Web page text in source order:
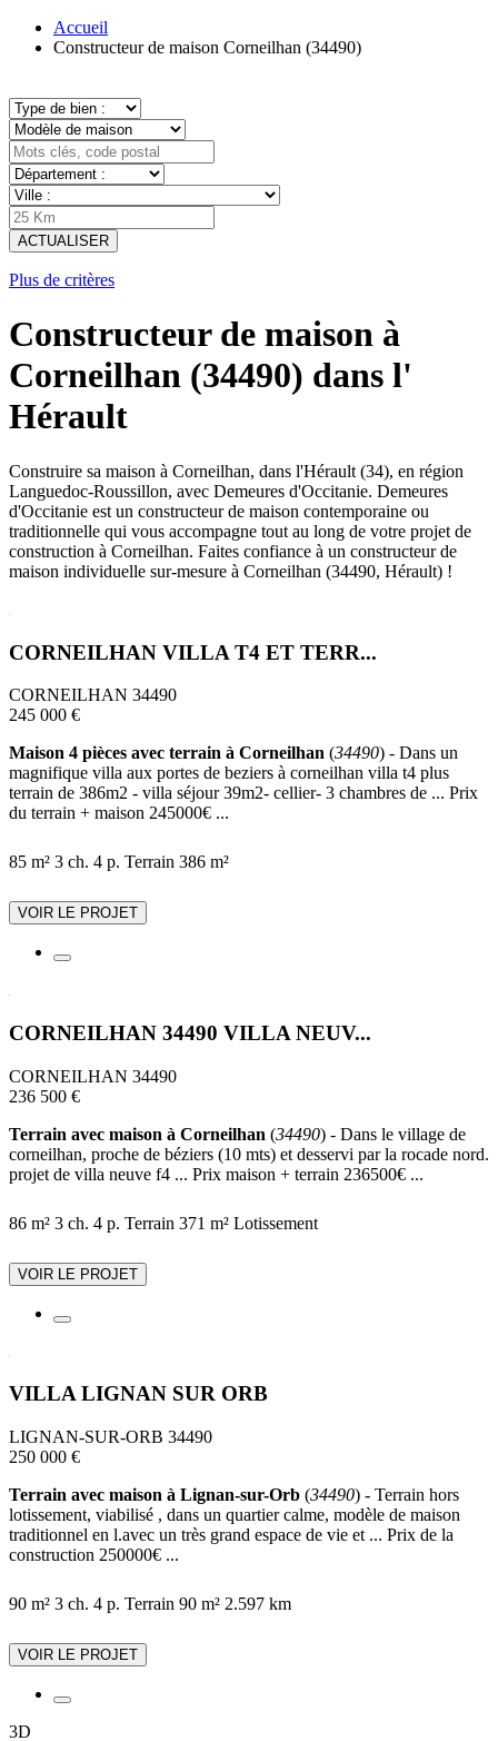
Accueil
Constructeur de maison Corneilhan (34490)
ACTUALISER
Plus de critères
Constructeur de maison à
Corneilhan (34490) dans l'
Hérault
Construire sa maison à Corneilhan, dans l'Hérault (34), en région
Languedoc-Roussillon, avec Demeures d'Occitanie. Demeures
d'Occitanie est un constructeur de maison contemporaine ou
traditionnelle qui vous accompagne tout au long de votre projet de
construction à Corneilhan. Faites confiance à un constructeur de
maison individuelle sur-mesure à Corneilhan (34490, Hérault) !
CORNEILHAN VILLA T4 ET TERR...
CORNEILHAN 34490
245 000 €
Maison 4 pièces avec terrain à Corneilhan (34490) - Dans un
magnifique villa aux portes de beziers à corneilhan villa t4 plus
terrain de 386m2 - villa séjour 39m2- cellier- 3 chambres de ... Prix
du terrain + maison 245000€ ...
85 m² 3 ch. 4 p. Terrain 386 m²
VOIR LE PROJET
CORNEILHAN 34490 VILLA NEUV...
CORNEILHAN 34490
236 500 €
Terrain avec maison à Corneilhan (34490) - Dans le village de
corneilhan, proche de béziers (10 mts) et desservi par la rocade nord.
projet de villa neuve f4 ... Prix maison + terrain 236500€ ...
86 m² 3 ch. 4 p. Terrain 371 m² Lotissement
VOIR LE PROJET
VILLA LIGNAN SUR ORB
LIGNAN-SUR-ORB 34490
250 000 €
Terrain avec maison à Lignan-sur-Orb (34490) - Terrain hors
lotissement, viabilisé , dans un quartier calme, modèle de maison
traditionnel en l.avec un très grand espace de vie et ... Prix de la
construction 250000€ ...
90 m² 3 ch. 4 p. Terrain 90 m² 2.597 km
VOIR LE PROJET
3D